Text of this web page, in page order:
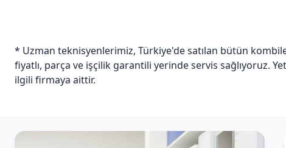
* Uzman teknisyenlerimiz, Türkiye'de satılan bütün
fiyatlı, parça ve işçilik garantili yerinde servis sağlıyoruz.
ilgili firmaya aittir.